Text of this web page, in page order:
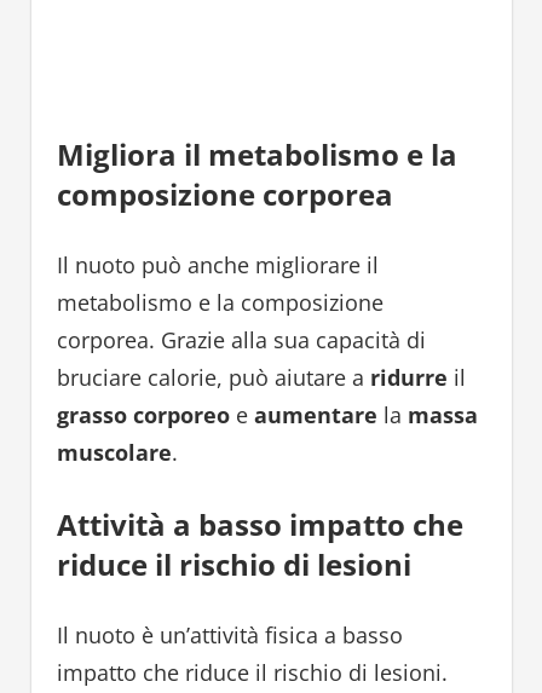
Migliora il metabolismo e la
composizione corporea
Il nuoto può anche migliorare il
metabolismo e la composizione
corporea. Grazie alla sua capacità di
bruciare calorie, può aiutare a ridurre il
grasso corporeoe aumentare la massa
muscolare.
Attività a basso impatto che
riduce il rischio di lesioni
Il nuoto è un’attività fisica a basso
impatto che riduce il rischio di lesioni.